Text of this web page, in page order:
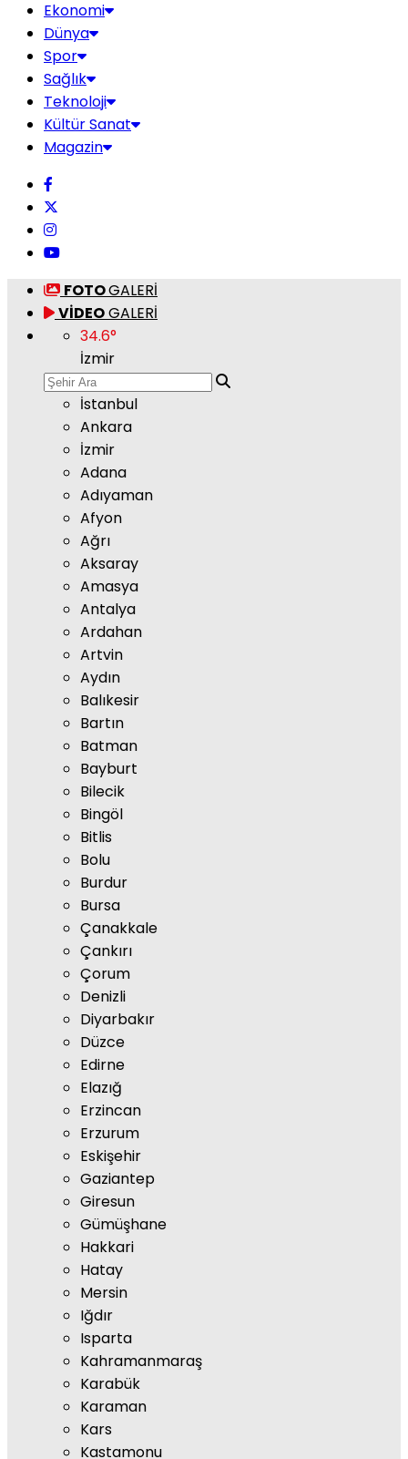
Ekonomi
Dünya
Spor
Sağlık
Teknoloji
Kültür Sanat
Magazin
FOTOGALERİ
VİDEOGALERİ
34.6°
İzmir
İstanbul
Ankara
İzmir
Adana
Adıyaman
Afyon
Ağrı
Aksaray
Amasya
Antalya
Ardahan
Artvin
Aydın
Balıkesir
Bartın
Batman
Bayburt
Bilecik
Bingöl
Bitlis
Bolu
Burdur
Bursa
Çanakkale
Çankırı
Çorum
Denizli
Diyarbakır
Düzce
Edirne
Elazığ
Erzincan
Erzurum
Eskişehir
Gaziantep
Giresun
Gümüşhane
Hakkari
Hatay
Mersin
Iğdır
Isparta
Kahramanmaraş
Karabük
Karaman
Kars
Kastamonu